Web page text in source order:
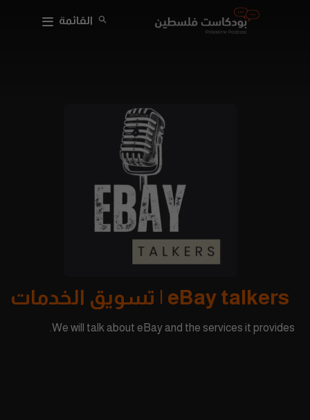
القائمة
eBay talkers | تسويق الخدمات
We will talk about eBay and the services it provides.